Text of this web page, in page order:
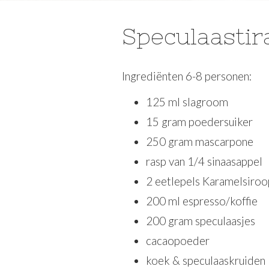
Ingrediënten 6-8 personen:
125 ml slagroom
15 gram poedersuiker
250 gram mascarpone
rasp van 1/4 sinaasappel
2 eetlepels
200 ml espresso/koffie
200 gram speculaasjes
cacaopoeder
koek & speculaaskruiden